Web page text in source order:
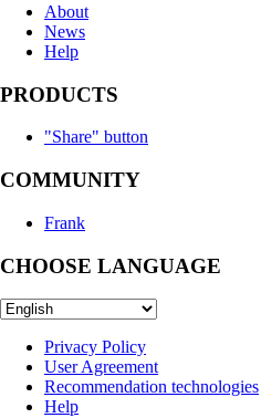
About
News
Help
PRODUCTS
"Share" button
COMMUNITY
Frank
CHOOSE LANGUAGE
Privacy Policy
User Agreement
Recommendation technologies
Help